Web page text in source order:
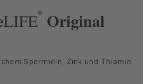
LIFE® Original
Spermidin, Zink und Thiamin